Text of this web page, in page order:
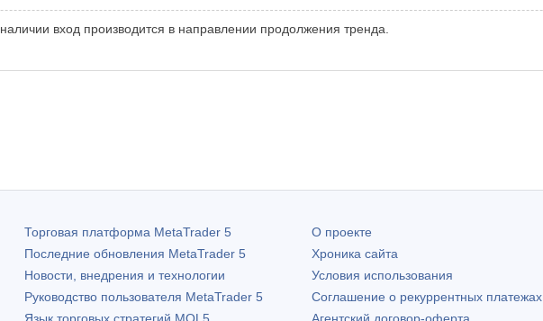
наличии вход производится в направлении продолжения тренда.
Торговая платформа MetaTrader 5
Последние обновления MetaTrader 5
Новости, внедрения и технологии
Руководство пользователя MetaTrader 5
О проекте
Хроника сайта
Условия использования
Соглашение о рекуррентных платежах